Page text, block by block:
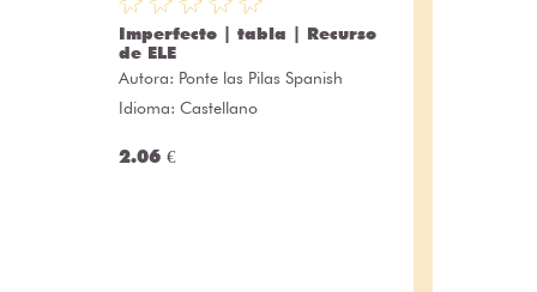
Imperfecto | tabla | Recurso
de ELE
Autora: Ponte las Pilas Spanish
Idioma: Castellano
2.06 €